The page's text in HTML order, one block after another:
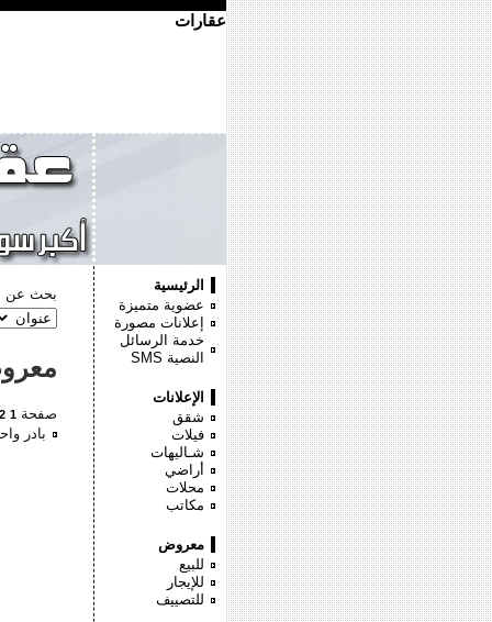
عقارات
بحث عن
صفحة 1
2
بادر
الرئيسية
عضوية متميزة
إعلانات مصورة
خدمة الرسائل
النصية SMS
الإعلانات
شقق
فيلات
شـاليهات
أراضي
محلات
مكاتب
معروض
للبيع
للإيجار
للتصييف